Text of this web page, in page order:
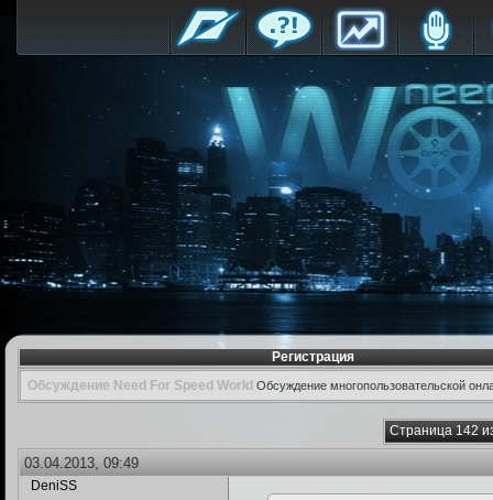
Регистрация
Обсуждение Need For Speed World Обсуждение многопользовательской
Страница 142
03.04.2013, 09:49
DeniSS